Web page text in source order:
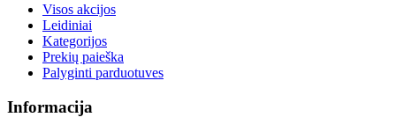
Visos akcijos
Leidiniai
Kategorijos
Prekių paieška
Palyginti parduotuves
Informacija